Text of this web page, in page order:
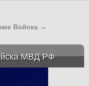
Войска →
МВД РФ